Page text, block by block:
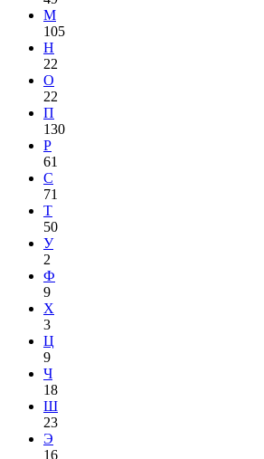
М
105
Н
22
О
22
П
130
Р
61
С
71
Т
50
У
2
Ф
9
Х
3
Ц
9
Ч
18
Ш
23
Э
16